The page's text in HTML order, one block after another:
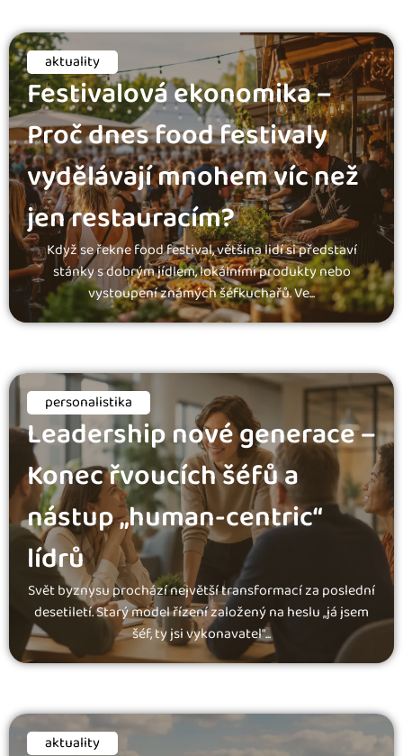
aktuality
Festivalová ekonomika –
Proč dnes food festivaly
vydělávají mnohem víc než
jen restauracím?
Když se řekne food festival, většina lidí si představí
stánky s dobrým jídlem, lokálními produkty nebo
vystoupení známých šéfkuchařů. Ve...
personalistika
Leadership nové generace –
Konec řvoucích šéfů a
nástup „human-centric“
lídrů
Svět byznysu prochází největší transformací za poslední
desetiletí. Starý model řízení založený na heslu „já jsem
šéf, ty jsi vykonavatel“...
aktuality